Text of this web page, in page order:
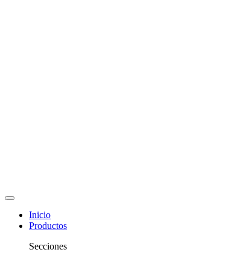
Inicio
Productos
Secciones